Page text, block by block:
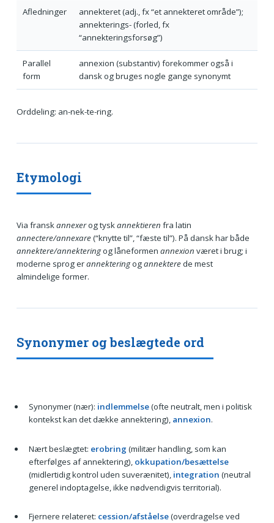
Afledninger
annekteret (adj., fx “et annekteret område”);
annekterings- (forled, fx
“annekteringsforsøg”)
Parallel
form
annexion (substantiv) forekommer også i
dansk og bruges nogle gange synonymt
Orddeling: an-nek-te-ring.
Etymologi
Via franskannexerog tyskannektieren fra latin
annectere/annexare(“knytte til”, “fæste til”). På dansk har både
annektere/annekteringog låneformen annexion været i brug; i
moderne sprog erannekteringogannekterede mest
almindelige former.
Synonymer og beslægtede ord
Synonymer (nær): indlemmelse(ofte neutralt, men i politisk
kontekst kan det dække annektering), annexion.
Nært beslægtet: erobring (militær handling, som kan
efterfølges af annektering), okkupation/besættelse
(midlertidig kontrol uden suverænitet), integration (neutral
generel indoptagelse, ikke nødvendigvis territorial).
Fjernere relateret: cession/afståelse(overdragelse ved